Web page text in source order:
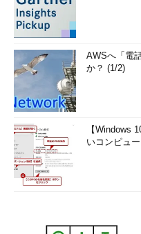
AWSへ「電
か？ (1/2)
【Windows
いコンピュ